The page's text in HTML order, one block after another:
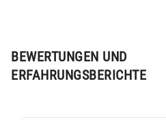
BEWERTUNGEN UND
ERFAHRUNGSBERICHTE